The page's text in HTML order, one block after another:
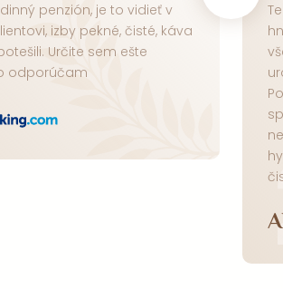
penzión, je to vidieť v
izby pekné, čisté, káva
Určite sem ešte
odporúčam